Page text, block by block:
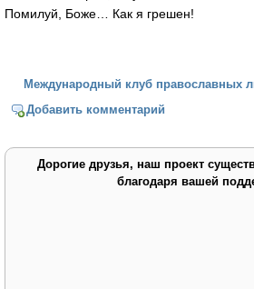
Помилуй, Боже… Как я грешен!
Международный клуб православных
Добавить комментарий
Дорогие друзья, наш проект
благодаря вашей